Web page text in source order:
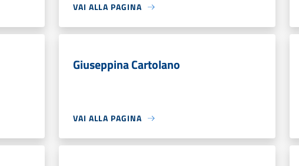
VAI ALLA PAGINA
Giuseppina Cartolano
VAI ALLA PAGINA